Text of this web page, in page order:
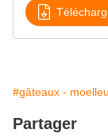
#gâteaux -
Partager